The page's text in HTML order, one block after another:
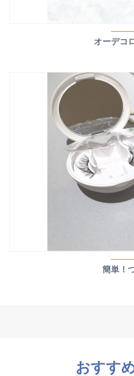
オーデコ
簡単！
おすす